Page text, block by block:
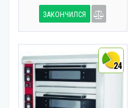
ЗАКОНЧИЛСЯ
24